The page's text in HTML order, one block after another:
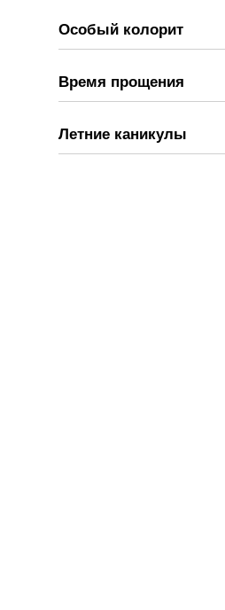
Особый колорит
Время прощения
Летние каникулы